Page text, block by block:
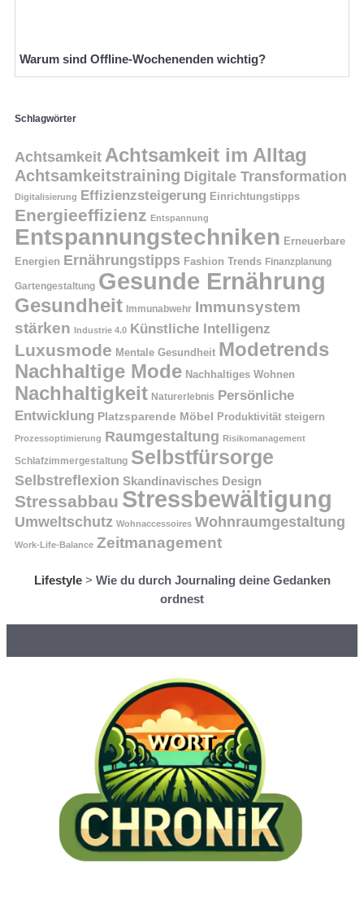
Warum sind Offline-Wochenenden wichtig?
Schlagwörter
Achtsamkeit Achtsamkeit im Alltag
Achtsamkeitstraining Digitale Transformation
Digitalisierung Effizienzsteigerung Einrichtungstipps
Energieeffizienz Entspannung
Entspannungstechniken Erneuerbare
Energien Ernährungstipps Fashion Trends Finanzplanung
Gartengestaltung Gesunde Ernährung
Gesundheit Immunabwehr Immunsystem
stärken Industrie 4.0 Künstliche Intelligenz
Luxusmode Mentale Gesundheit Modetrends
Nachhaltige Mode Nachhaltiges Wohnen
Nachhaltigkeit Naturerlebnis Persönliche
Entwicklung Platzsparende Möbel Produktivität steigern
Prozessoptimierung Raumgestaltung Risikomanagement
Schlafzimmergestaltung Selbstfürsorge
Selbstreflexion Skandinavisches Design
Stressabbau Stressbewältigung
Umweltschutz Wohnaccessoires Wohnraumgestaltung
Work-Life-Balance Zeitmanagement
Lifestyle> Wie du durch Journaling deine Gedanken
ordnest